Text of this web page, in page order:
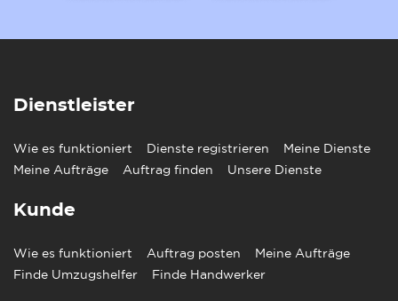
Dienstleister
Wie es funktioniert Dienste registrieren
Meine Dienste
Meine Aufträge
Auftrag finden Unsere Dienste
Kunde
Wie es funktioniert Auftrag posten
Meine Aufträge
Finde Umzugshelfer
Finde Handwerker